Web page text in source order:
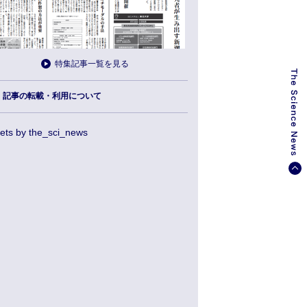
特集記事一覧を見る
記事の転載・利用について
by the_sci_news